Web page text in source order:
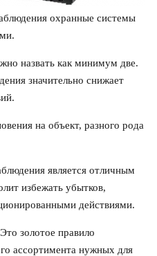
охранные системы
назвать как минимум две.
значительно снижает
на объект, разного рода
является отличным
избежать убытков,
действиями.
золотое правило
ассортимента нужных для